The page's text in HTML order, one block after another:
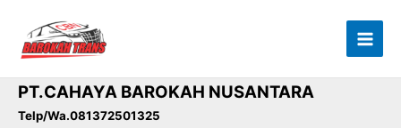
konten
PT.CAHAYA BAROKAH NUSANTARA
Telp/Wa.081372501325